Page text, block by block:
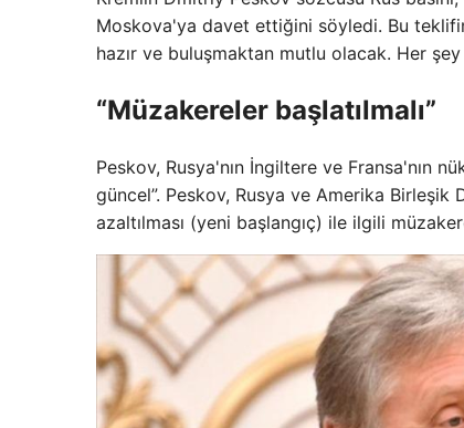
Moskova'ya davet ettiğini söyledi. Bu
hazır ve buluşmaktan mutlu olacak. Her şey
“Müzakereler başlatılmalı”
Peskov, Rusya'nın İngiltere ve Fransa'nın
güncel”. Peskov, Rusya ve Amerika
azaltılması (yeni başlangıç) ile ilgili